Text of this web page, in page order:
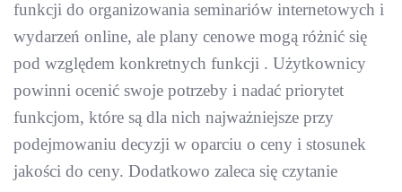
funkcji do organizowania seminariów internetowych i
wydarzeń online, ale plany cenowe mogą różnić się
pod względem konkretnych funkcji . Użytkownicy
powinni ocenić swoje potrzeby i nadać priorytet
funkcjom, które są dla nich najważniejsze przy
podejmowaniu decyzji w oparciu o ceny i stosunek
jakości do ceny. Dodatkowo zaleca się czytanie